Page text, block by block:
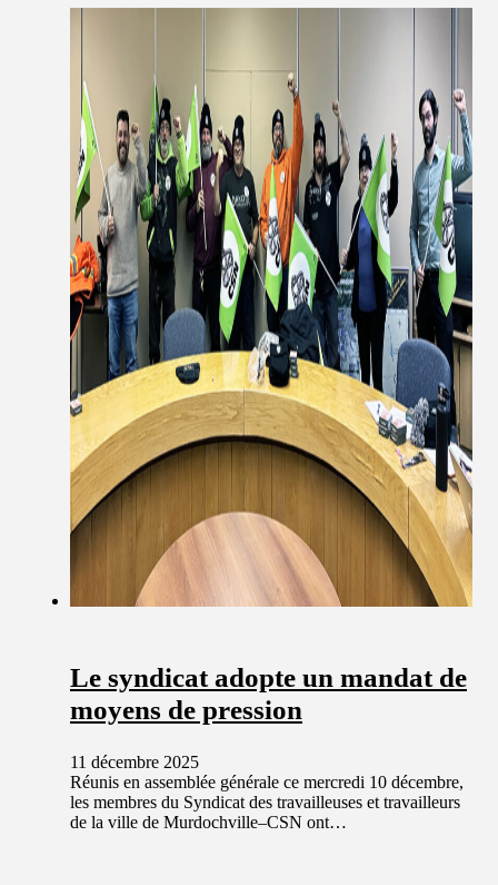
Le syndicat adopte un mandat de
moyens de pression
11 décembre 2025
Réunis en assemblée générale ce mercredi 10 décembre,
les membres du Syndicat des travailleuses et travailleurs
de la ville de Murdochville–CSN ont…